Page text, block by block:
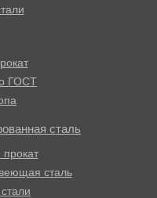
ГОСТ
сталь
сталь